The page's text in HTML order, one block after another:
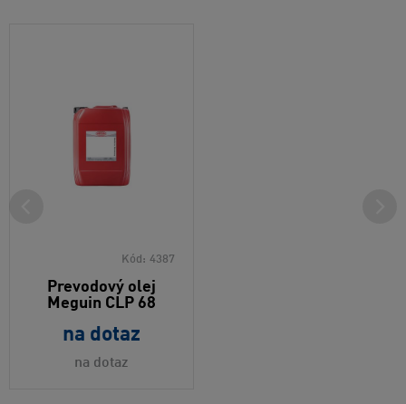
Kód: 4387
Prevodový olej
Meguin CLP 68
na dotaz
na dotaz